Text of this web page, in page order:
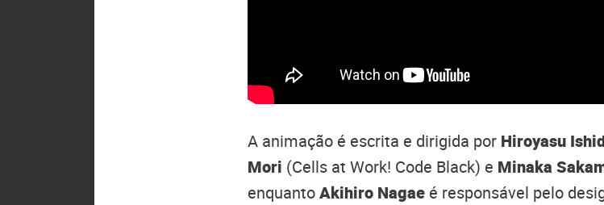
A animação é escrita e dirigida por Hiroyasu
Mori (Cells at Work! Code Black) e Minaka
enquantoAkihiro Nagae é responsável pelo